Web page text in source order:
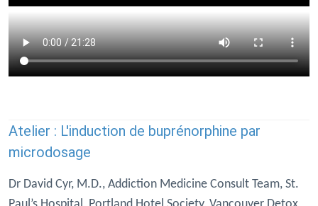
Atelier : L'induction de buprénorphine par
microdosage
Dr David Cyr, M.D., Addiction Medicine Consult Team, St.